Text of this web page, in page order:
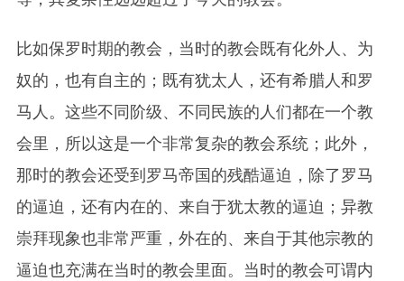
比如保罗时期的教会，当时的教会既有化外人、为
奴的，也有自主的；既有犹太人，还有希腊人和罗
马人。这些不同阶级、不同民族的人们都在一个教
会里，所以这是一个非常复杂的教会系统；此外，
那时的教会还受到罗马帝国的残酷逼迫，除了罗马
的逼迫，还有内在的、来自于犹太教的逼迫；异教
崇拜现象也非常严重，外在的、来自于其他宗教的
逼迫也充满在当时的教会里面。当时的教会可谓内